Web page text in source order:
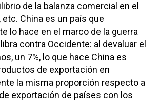
de la balanza comercial en el
China es un país que
lo hace en el marco de la guerra
contra Occidente: al devaluar el
un 7%, lo que hace China es
de exportación en
la misma proporción respecto a
exportación de países con los